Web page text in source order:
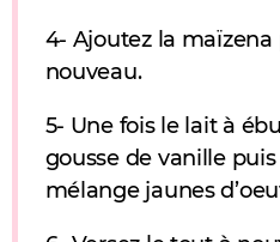
4- Ajoutez la
nouveau.
5- Une fois le lait à
gousse de vanille
mélange jaunes